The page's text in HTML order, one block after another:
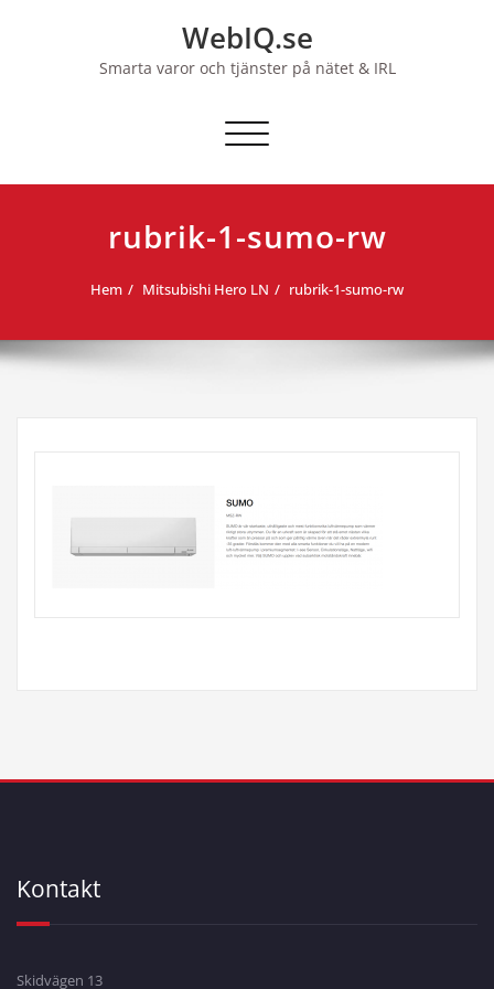
WebIQ.se
Smarta varor och tjänster på nätet & IRL
Slå på/av navigering
rubrik-1-sumo-rw
Hem Mitsubishi Hero LN rubrik-1-sumo-rw
Kontakt
Skidvägen 13